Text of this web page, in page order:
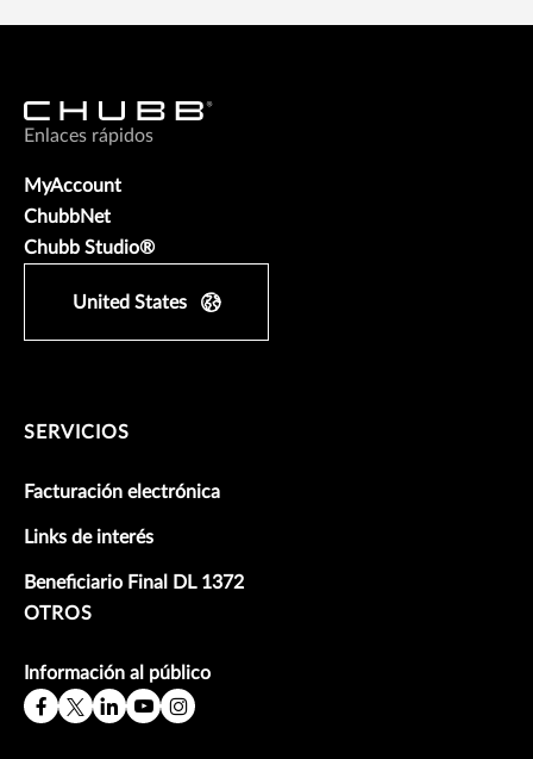
Enlaces rápidos
MyAccount
ChubbNet
Chubb Studio®
United States
SERVICIOS
Facturación electrónica
Links de interés
Beneficiario Final DL 1372
OTROS
Información al público